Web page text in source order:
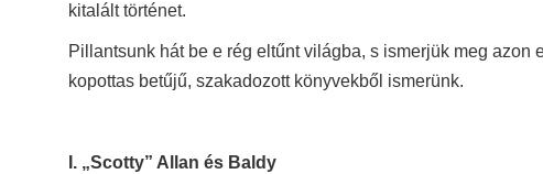
kitalált történet.
Pillantsunk hát be e rég eltűnt világba, s ismerjük meg
kopottas betűjű, szakadozott könyvekből ismerünk.
I. „Scotty” Allan és Baldy